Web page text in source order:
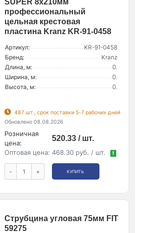
SUPER 8х210мм
профессиональный
цельная крестовая
пластина Kranz KR-91-0458
Артикул:
KR-91-0458
Бренд:
Kranz
Длина, м:
0.
Ширина, м:
0.
Высота, м:
0.
487 шт., срок поставки 5-7 рабочих дней
Обновлено 08.08.2026
Розничная
цена:
520.33 / шт.
Оптовая цена: 468.30 руб. / шт. !
- + КУПИТЬ
Струбцина угловая 75мм FIT
59275